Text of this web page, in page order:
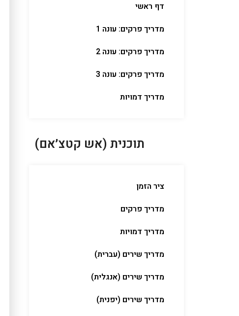
דף ראשי
מדריך פרקים: עונה 1
מדריך פרקים: עונה 2
מדריך פרקים: עונה 3
מדריך דמויות
תוכנית (אש קטצ׳אם)
ציר הזמן
מדריך פרקים
מדריך דמויות
מדריך שירים (עברית)
מדריך שירים (אנגלית)
מדריך שירים (יפנית)